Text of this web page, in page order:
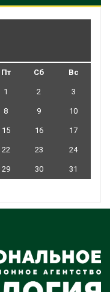
Пт Сб Вс
1 2 3
8 9 10
15 16 17
22 23 24
29 30
31